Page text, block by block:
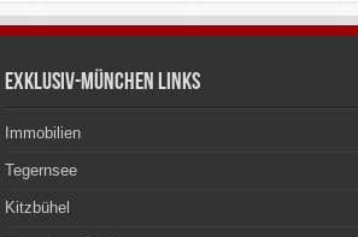
Exklusiv-München Links
Immobilien
Tegernsee
Kitzbühel